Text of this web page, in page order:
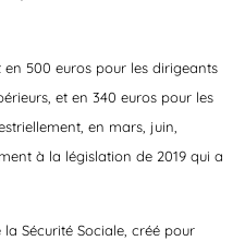
500 euros pour les dirigeants
et en 340 euros pour les
en mars, juin,
à la législation de 2019 qui a
Sécurité Sociale, créé pour